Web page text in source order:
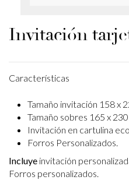
Invitación
Características
Tamaño invitación 158 x
Tamaño sobres 165 x
Invitación en cartulina
Forros Personalizados.
Incluye invitación
Forros personalizados.